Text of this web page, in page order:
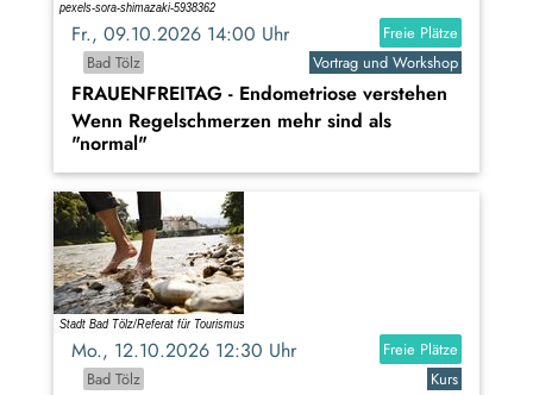
Fr., 09.10.2026 14:00 Uhr
Freie Plätze
Bad Tölz
Vortrag und Workshop
FRAUENFREITAG - Endometriose verstehen
Wenn Regelschmerzen mehr sind als
"normal"
Mo., 12.10.2026 12:30 Uhr
Freie Plätze
Bad Tölz
Kurs